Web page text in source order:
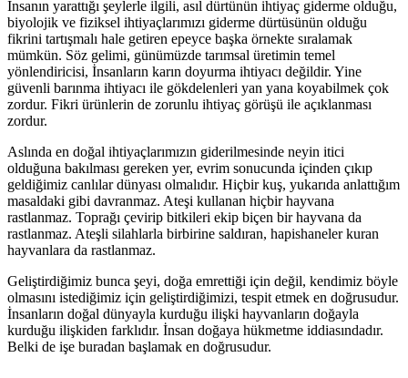
İnsanın yarattığı şeylerle ilgili, asıl dürtünün ihtiyaç giderme olduğu,
biyolojik ve fiziksel ihtiyaçlarımızı giderme dürtüsünün olduğu
fikrini tartışmalı hale getiren epeyce başka örnekte sıralamak
mümkün. Söz gelimi, günümüzde tarımsal üretimin temel
yönlendiricisi, İnsanların karın doyurma ihtiyacı değildir. Yine
güvenli barınma ihtiyacı ile gökdelenleri yan yana koyabilmek çok
zordur. Fikri ürünlerin de zorunlu ihtiyaç görüşü ile açıklanması
zordur.
Aslında en doğal ihtiyaçlarımızın giderilmesinde neyin itici
olduğuna bakılması gereken yer, evrim sonucunda içinden çıkıp
geldiğimiz canlılar dünyası olmalıdır. Hiçbir kuş, yukarıda anlattığım
masaldaki gibi davranmaz. Ateşi kullanan hiçbir hayvana
rastlanmaz. Toprağı çevirip bitkileri ekip biçen bir hayvana da
rastlanmaz. Ateşli silahlarla birbirine saldıran, hapishaneler kuran
hayvanlara da rastlanmaz.
Geliştirdiğimiz bunca şeyi, doğa emrettiği için değil, kendimiz böyle
olmasını istediğimiz için geliştirdiğimizi, tespit etmek en doğrusudur.
İnsanların doğal dünyayla kurduğu ilişki hayvanların doğayla
kurduğu ilişkiden farklıdır. İnsan doğaya hükmetme iddiasındadır.
Belki de işe buradan başlamak en doğrusudur.